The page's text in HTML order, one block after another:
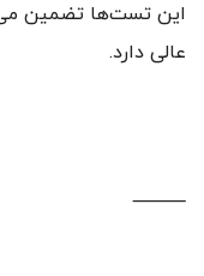
این تست‌ها تضمین
عالی دارد.
⸻